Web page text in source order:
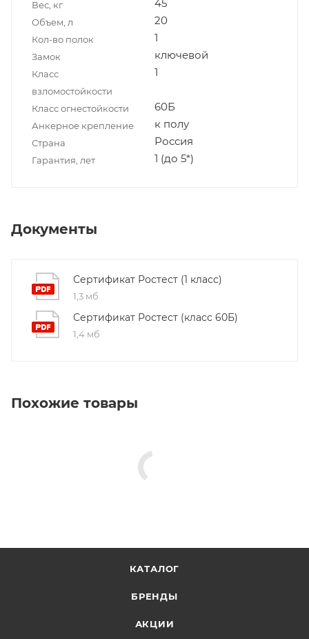
Вес, кг 45
Объем, л 20
Кол-во полок 1
Замок ключевой
Класс
взломостойкости
1
Класс огнестойкости 60Б
Анкерное крепление к полу
Страна Россия
Гарантия, лет 1 (до 5*)
Документы
Сертификат Ростест (1 класс)
1,3 мб
Сертификат Ростест (класс 60Б)
1,4 мб
Похожие товары
КАТАЛОГ
БРЕНДЫ
АКЦИИ